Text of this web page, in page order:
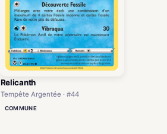
Relicanth
Tempête Argentée · #44
COMMUNE